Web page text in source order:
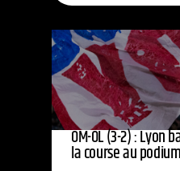
OM-OL (3-2) : Lyon
la course au